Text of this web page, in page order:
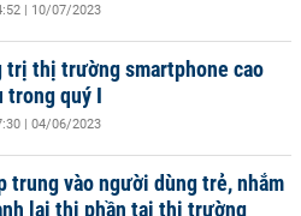
| 10/07/2023
trị thị trường smartphone cao
trong quý I
| 04/06/2023
trung vào người dùng trẻ, nhắm
lại thị phần tại thị trường